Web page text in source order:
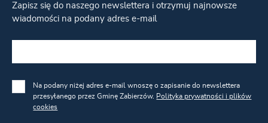
Zapisz się do naszego newslettera i otrzymuj najnowsze
wiadomości na podany adres e-mail
Na podany niżej adres e-mail wnoszę o zapisanie do newslettera
przesyłanego przez Gminę Zabierzów. Polityka prywatności i plików
cookies